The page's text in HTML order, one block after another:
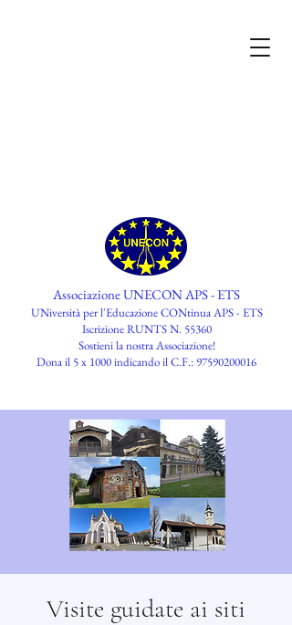
Associazione UNECON APS - ETS
UNiversità per l'Educazione CONtinua APS - ETS
Iscrizione RUNTS N. 55360
​Sostieni la nostra Associazione!
Dona il 5 x 1000 indicando il C.F.:97590200016
Visite guidate ai siti